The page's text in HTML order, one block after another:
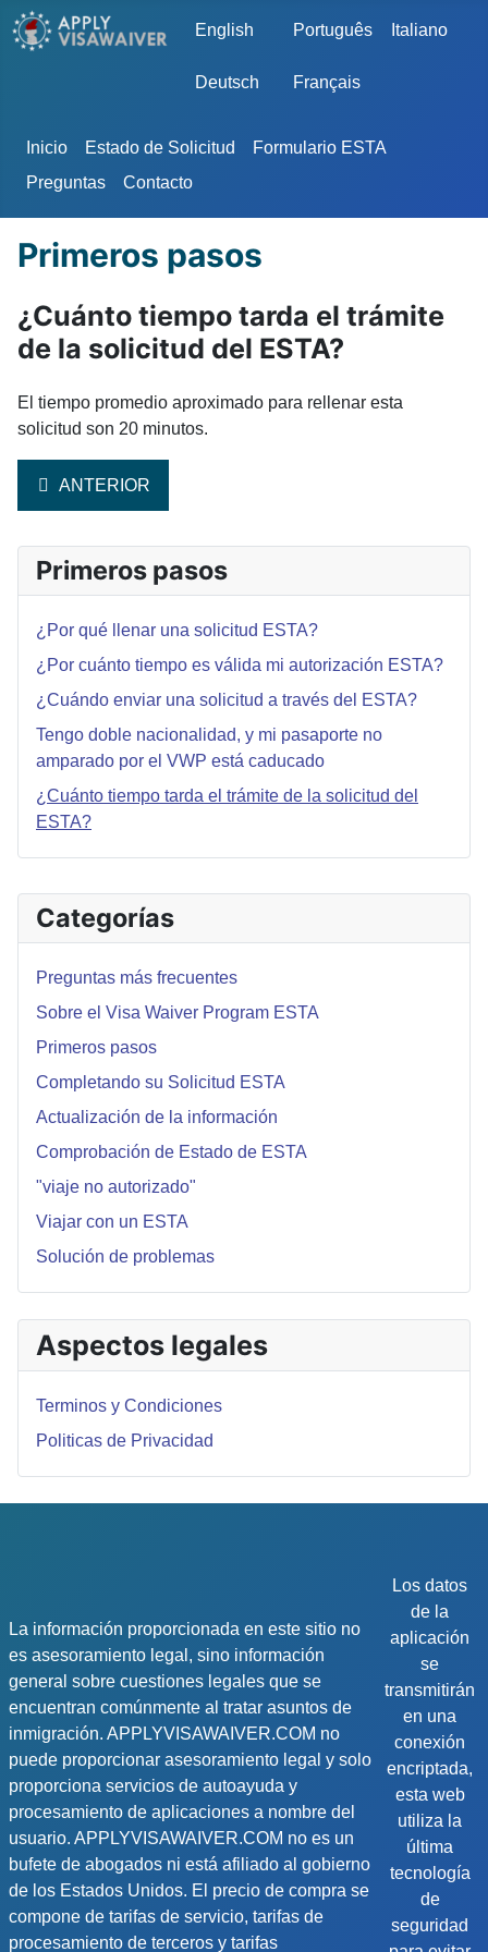
Seleccione su idioma
English Português Italiano
Deutsch Français
Inicio Estado de Solicitud
Formulario ESTA
Preguntas
Contacto
Categorías
Preguntas más frecuentes
Sobre el Visa Waiver Program ESTA
Primeros pasos
Completando su Solicitud ESTA
Actualización de la información
Comprobación de Estado de ESTA
"viaje no autorizado"
Viajar con un ESTA
Solución de problemas
Primeros pasos
¿Cuánto tiempo tarda el trámite
de la solicitud del ESTA?
El tiempo promedio aproximado para rellenar esta
solicitud son 20 minutos.
ARTÍCULO ANTERIOR: TENGO DOBLE
ANTERIOR
Primeros pasos
¿Por qué llenar una solicitud ESTA?
¿Por cuánto tiempo es válida mi autorización ESTA?
¿Cuándo enviar una solicitud a través del ESTA?
Tengo doble nacionalidad, y mi pasaporte no
amparado por el VWP está caducado
¿Cuánto tiempo tarda el trámite de la solicitud del
ESTA?
Aspectos legales
Terminos y Condiciones
Politicas de Privacidad
La información proporcionada en este sitio no
es asesoramiento legal, sino información
general sobre cuestiones legales que se
encuentran comúnmente al tratar asuntos de
inmigración. APPLYVISAWAIVER.COM no
puede proporcionar asesoramiento legal y solo
proporciona servicios de autoayuda y
procesamiento de aplicaciones a nombre del
usuario. APPLYVISAWAIVER.COM no es un
bufete de abogados ni está afiliado al gobierno
de los Estados Unidos. El precio de compra se
compone de tarifas de servicio, tarifas de
procesamiento de terceros y tarifas
Los datos
de la
aplicación
se
transmitirán
en una
conexión
encriptada,
esta web
utiliza la
última
tecnología
de
seguridad